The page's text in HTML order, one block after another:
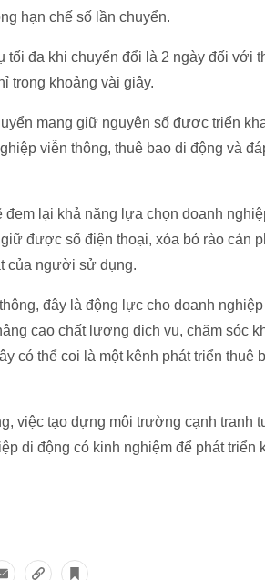
hạn chế số lần chuyển.
tối đa khi chuyển đổi là 2 ngày đối với
trong khoảng vài giây.
mạng giữ nguyên số được triển
viễn thông, thuê bao di động và
lại khả năng lựa chọn doanh
được số điện thoại, xóa bỏ rào cản
của người sử dụng.
đây là động lực cho doanh
cao chất lượng dịch vụ, chăm sóc
có thể coi là một kênh phát triển thuê
việc tạo dựng môi trường cạnh tranh
di động có kinh nghiệm để phát